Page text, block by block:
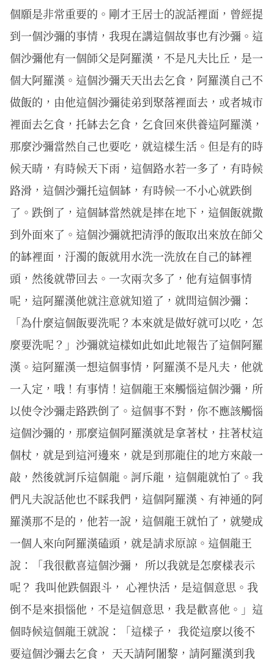
個願是非常重要的。剛才王居士的說話裡面，曾經提
到一個沙彌的事情，我現在講這個故事也有沙彌。這
個沙彌他有一個師父是阿羅漢，不是凡夫比丘，是一
個大阿羅漢。這個沙彌天天出去乞食，阿羅漢自己不
做飯的，由他這個沙彌徒弟到聚落裡面去，或者城市
裡面去乞食，托缽去乞食，乞食回來供養這阿羅漢，
那麼沙彌當然自己也要吃，就這樣生活。但是有的時
候天晴，有時候天下雨，這個路水若一多了，有時候
路滑，這個沙彌托這個缽，有時候一不小心就跌倒
了。跌倒了，這個缽當然就是摔在地下，這個飯就撒
到外面來了。這個沙彌就把清淨的飯取出來放在師父
的缽裡面，汙濁的飯就用水洗一洗放在自己的缽裡
頭，然後就帶回去。一次兩次多了，他有這個事情
呢，這阿羅漢他就注意就知道了，就問這個沙彌：
「為什麼這個飯要洗呢？本來就是做好就可以吃，怎
麼要洗呢？」沙彌就這樣如此如此地報告了這個阿羅
漢。這阿羅漢一想這個事情，阿羅漢不是凡夫，他就
一入定，哦！有事情！這個龍王來觸惱這個沙彌，所
以使令沙彌走路跌倒了。這個事不對，你不應該觸惱
這個沙彌的，那麼這個阿羅漢就是拿著杖，拄著杖這
個杖，就是到這河邊來，就是到那龍住的地方來敲一
敲，然後就訶斥這個龍。訶斥龍，這個龍就怕了。我
們凡夫說話他也不睬我們，這個阿羅漢、有神通的阿
羅漢那不是的，他若一說，這個龍王就怕了，就變成
一個人來向阿羅漢磕頭，就是請求原諒。這個龍王
說：「我很歡喜這個沙彌， 所以我就是怎麼樣表示
呢？ 我叫他跌個跟斗， 心裡快活，是這個意思。我
倒不是來損惱他，不是這個意思，我是歡喜他。」這
個時候這個龍王就說：「這樣子， 我從這麼以後不
要這個沙彌去乞食， 天天請阿闍黎，請阿羅漢到我